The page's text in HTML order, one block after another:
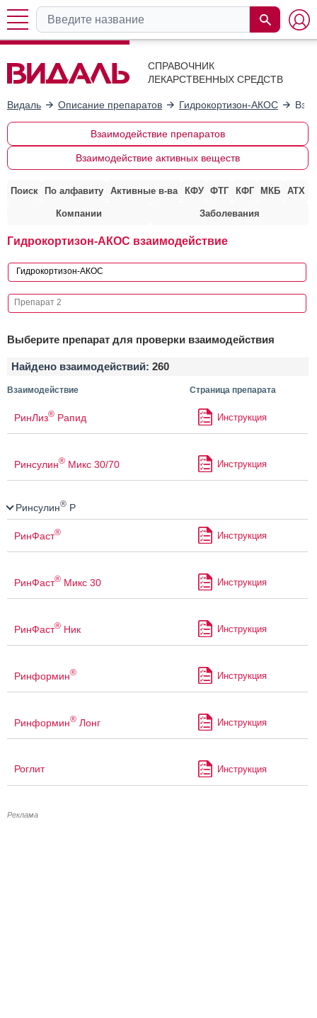
СПРАВОЧНИК
ЛЕКАРСТВЕННЫХ СРЕДСТВ
Видаль Описание препаратов Гидрокортизон-АКОС
Взаимодействие препаратов
Взаимодействие активных веществ
Поиск По алфавиту Активные в-ва КФУ ФТГ КФГ МКБ АТХ
Компании Заболевания
Гидрокортизон-АКОС взаимодействие
Выберите препарат для проверки взаимодействия
Найдено взаимодействий: 260
Взаимодействие Страница препарата
РинЛиз® Рапид Инструкция
Ринсулин® Микс 30/70 Инструкция
Ринсулин® Р
РинФаст® Инструкция
РинФаст® Микс 30 Инструкция
РинФаст® Ник Инструкция
Ринформин® Инструкция
Ринформин® Лонг Инструкция
Роглит Инструкция
Реклама